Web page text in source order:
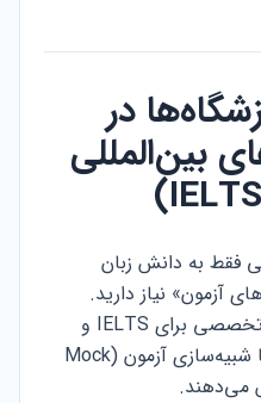
در
بین‌المللی
فقط به دانش زبان
آزمون» نیاز دارید.
آموزشگاه‌های معتبر دوره‌های تخصصی برای IELTS و
TOEFL برگزار می‌کنند. آن‌ها با شبیه‌سازی آزمون (Mock